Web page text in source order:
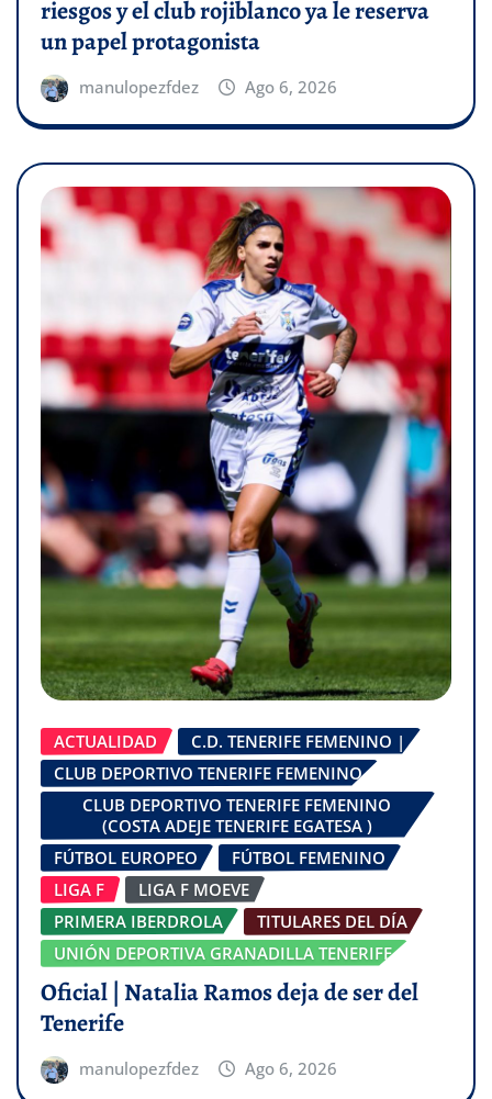
riesgos y el club rojiblanco ya le reserva
un papel protagonista
manulopezfdez Ago 6, 2026
ACTUALIDAD
C.D. TENERIFE FEMENINO |
CLUB DEPORTIVO TENERIFE FEMENINO
CLUB DEPORTIVO TENERIFE FEMENINO
(COSTA ADEJE TENERIFE EGATESA )
FÚTBOL EUROPEO
FÚTBOL FEMENINO
LIGA F
LIGA F MOEVE
PRIMERA IBERDROLA
TITULARES DEL DÍA
UNIÓN DEPORTIVA GRANADILLA TENERIFE
Oficial | Natalia Ramos deja de ser del
Tenerife
manulopezfdez Ago 6, 2026